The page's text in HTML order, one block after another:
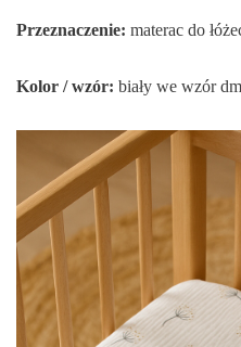
Przeznaczenie: materac do
Kolor / wzór: biały we wzór